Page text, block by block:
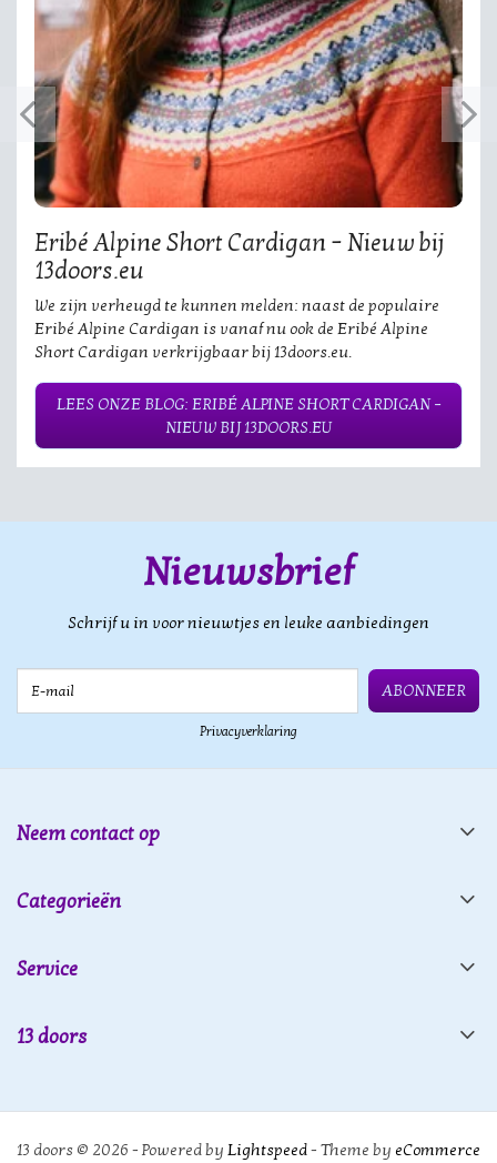
Eribé Alpine Short Cardigan – Nieuw bij
13doors.eu
We zijn verheugd te kunnen melden: naast de populaire
Eribé Alpine Cardigan is vanaf nu ook de Eribé Alpine
Short Cardigan verkrijgbaar bij 13doors.eu.
LEES ONZE BLOG: ERIBÉ ALPINE SHORT CARDIGAN –
NIEUW BIJ 13DOORS.EU
Nieuwsbrief
Schrijf u in voor nieuwtjes en leuke aanbiedingen
ABONNEER
Privacyverklaring
Neem contact op
Categorieën
Service
13 doors
13 doors © 2026 - Powered by Lightspeed- Theme by eCommerce